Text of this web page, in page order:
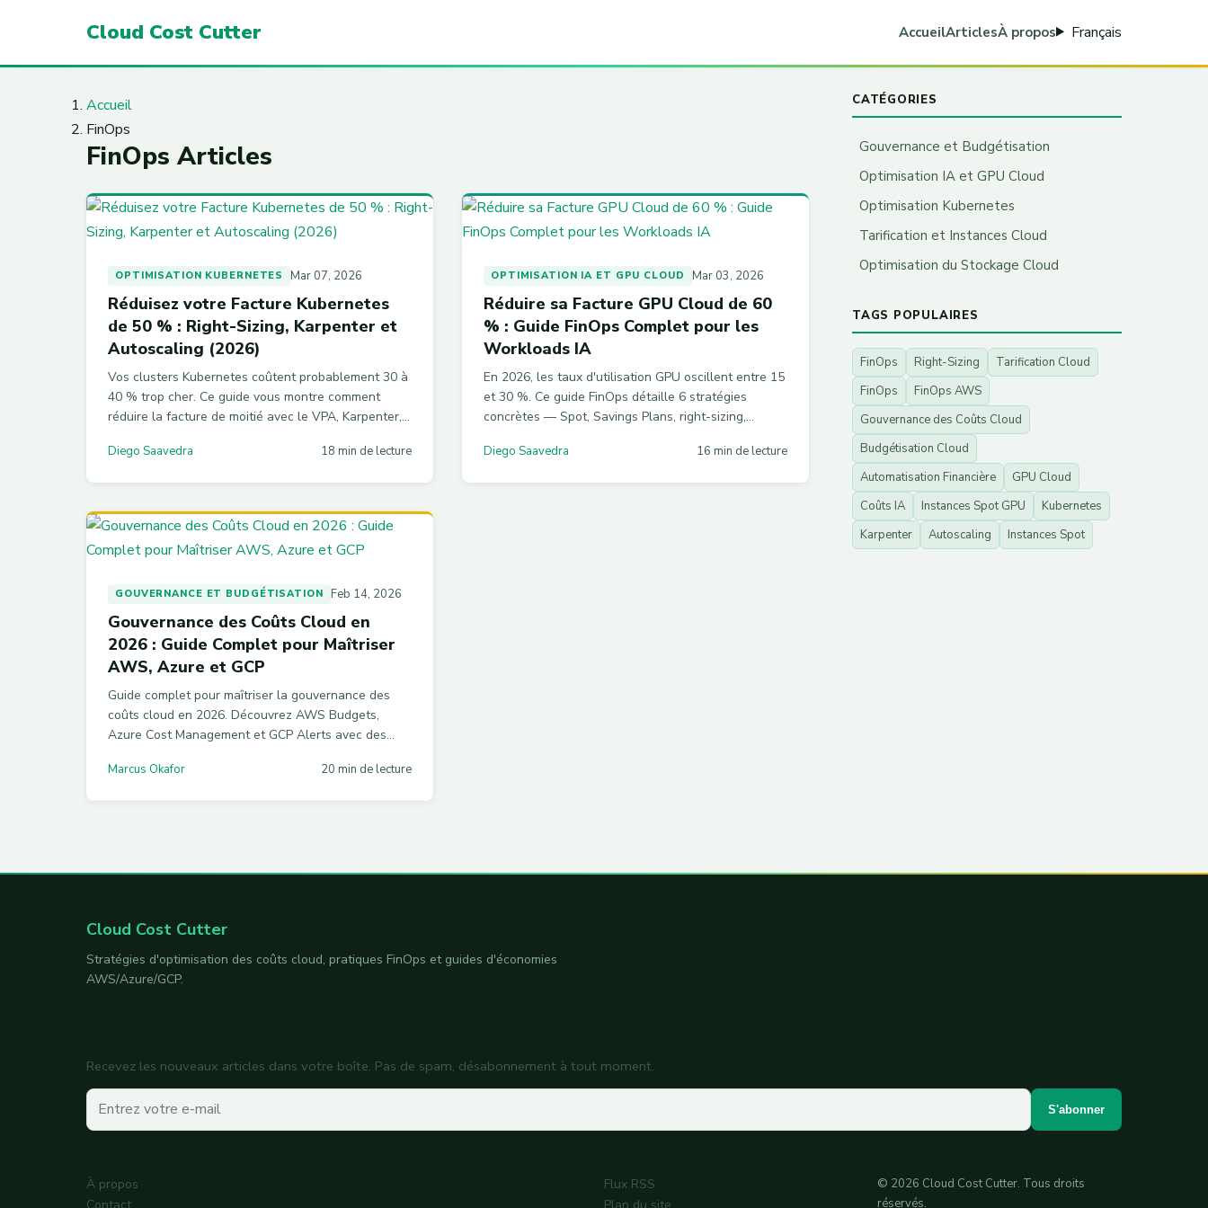
Cloud Cost Cutter AccueilArticlesÀ propos Français
Accueil
FinOps
FinOps Articles
OPTIMISATION KUBERNETES Mar 07, 2026
Réduisez votre Facture Kubernetes
de 50 % : Right-Sizing, Karpenter et
Autoscaling (2026)
Vos clusters Kubernetes coûtent probablement 30 à
40 % trop cher. Ce guide vous montre comment
réduire la facture de moitié avec le VPA, Karpenter,
namespace. Configs YAML prêtes à l'emploi incluses.
Diego Saavedra 18 min de lecture
OPTIMISATION IA ET GPU CLOUD Mar 03, 2026
Réduire sa Facture GPU Cloud de 60
% : Guide FinOps Complet pour les
Workloads IA
En 2026, les taux d'utilisation GPU oscillent entre 15
et 30 %. Ce guide FinOps détaille 6 stratégies
concrètes — Spot, Savings Plans, right-sizing,
pour réduire votre facture GPU de 60 %, avec du
Diego Saavedra 16 min de lecture
GOUVERNANCE ET BUDGÉTISATION Feb 14, 2026
Gouvernance des Coûts Cloud en
2026 : Guide Complet pour Maîtriser
AWS, Azure et GCP
Guide complet pour maîtriser la gouvernance des
coûts cloud en 2026. Découvrez AWS Budgets,
Azure Cost Management et GCP Alerts avec des
automatiser votre contrôle financier multi-cloud.
Marcus Okafor 20 min de lecture
CATÉGORIES
Gouvernance et Budgétisation
Optimisation IA et GPU Cloud
Optimisation Kubernetes
Tarification et Instances Cloud
Optimisation du Stockage Cloud
TAGS POPULAIRES
FinOps Right-Sizing
Tarification Cloud
FinOps
FinOps AWS
Gouvernance des Coûts Cloud
Budgétisation Cloud
Automatisation Financière
GPU Cloud
Coûts IA
Instances Spot GPU
Kubernetes
Karpenter
Autoscaling Instances Spot
Cloud Cost Cutter
Stratégies d'optimisation des coûts cloud, pratiques FinOps et guides d'économies
AWS/Azure/GCP.
Recevez les nouveaux articles dans votre boîte. Pas de spam, désabonnement à tout moment.
Votre e-mail S'abonner
À propos
Flux RSS
© 2026 Cloud Cost Cutter. Tous droits
réservés.